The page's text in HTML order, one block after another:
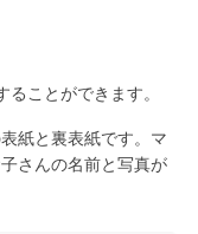
ことができます。
紙と裏表紙です。マ
さんの名前と写真が